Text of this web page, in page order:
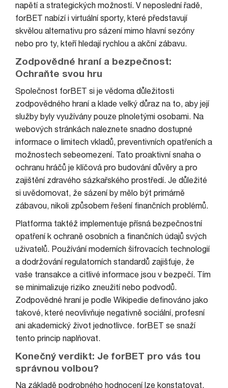
napětí a strategických možností. V neposlední řadě,
forBET nabízí i virtuální sporty, které představují
skvělou alternativu pro sázení mimo hlavní sezóny
nebo pro ty, kteří hledají rychlou a akční zábavu.
Zodpovědné hraní a bezpečnost:
Ochraňte svou hru
Společnost forBET si je vědoma důležitosti
zodpovědného hraní a klade velký důraz na to, aby její
služby byly využívány pouze plnoletými osobami. Na
webových stránkách naleznete snadno dostupné
informace o limitech vkladů, preventivních opatřeních a
možnostech sebeomezení. Tato proaktivní snaha o
ochranu hráčů je klíčová pro budování důvěry a pro
zajištění zdravého sázkařského prostředí. Je důležité
si uvědomovat, že sázení by mělo být primárně
zábavou, nikoli způsobem řešení finančních problémů.
Platforma taktéž implementuje přísná bezpečnostní
opatření k ochraně osobních a finančních údajů svých
uživatelů. Používání moderních šifrovacích technologií
a dodržování regulatorních standardů zajišťuje, že
vaše transakce a citlivé informace jsou v bezpečí. Tím
se minimalizuje riziko zneužití nebo podvodů.
Zodpovědné hraní je podle Wikipedie definováno jako
takové, které neovlivňuje negativně sociální, profesní
ani akademický život jednotlivce. forBET se snaží
tento princip naplňovat.
Konečný verdikt: Je forBET pro vás tou
správnou volbou?
Na základě podrobného hodnocení lze konstatovat,